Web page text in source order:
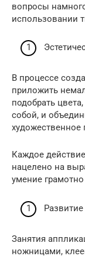
вопросы
использовании
В процессе
приложить
подобрать
собой, и
художественное
Каждое
нацелено на
умение
Занятия
ножницами,